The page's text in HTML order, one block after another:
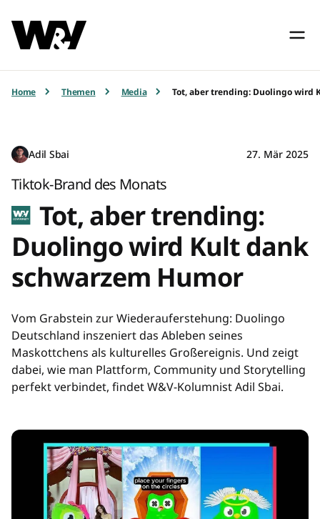
Home Themen Media Tot, aber trending: Duolingo wird
Adil Sbai 27. Mär 2025
Tiktok-Brand des Monats
Tot, aber trending:
Duolingo wird Kult dank
schwarzem Humor
Vom Grabstein zur Wiederauferstehung: Duolingo
Deutschland inszeniert das Ableben seines
Maskottchens als kulturelles Großereignis. Und zeigt
dabei, wie man Plattform, Community und Storytelling
perfekt verbindet, findet W&V-Kolumnist Adil Sbai.